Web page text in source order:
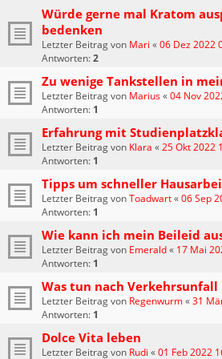
Würde gerne mal Kratom
bedenken
Letzter Beitrag von Mari «06 Dez 2022
Antworten:2
Zu wenige Tankstellen in
Letzter Beitrag von Marius«04 Nov
Antworten: 1
Erfahrung mit
Letzter Beitrag von Klara «25 Okt 2022
Antworten: 1
Tipps um schneller
Letzter Beitrag vonToadwart«06 Sep
Antworten: 1
Wie kann ich mein Beileid
Letzter Beitrag von Emerald« 17 Mai
Antworten: 1
Was tun nach Verkehrsunfall
Letzter Beitrag von Regenwurm«31
Antworten: 1
Dolce Vita leben
Letzter Beitrag von Rudi «01 Feb 2022